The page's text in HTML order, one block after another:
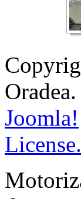
Joomla!
License.